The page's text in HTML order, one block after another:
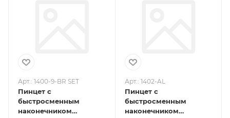
Арт.: 1400-9-BR SET
Пинцет с
быстросменным
наконечником
Арт.: 1402-AL
Пинцет с
быстросменным
наконечником